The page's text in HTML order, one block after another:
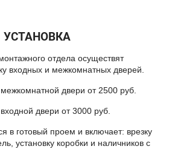
УСТАНОВКА
отдела осуществят
входных и межкомнатных дверей.
межкомнатной двери от 2500 руб.
двери от 3000 руб.
в готовый проем и включает: врезку
установку коробки и наличников с